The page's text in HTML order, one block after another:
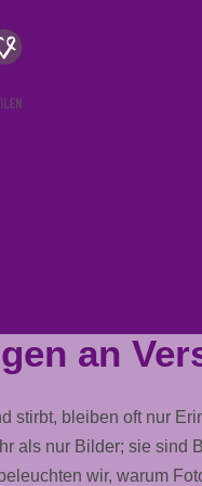
an
bleiben oft nur
als nur Bilder; sie sind
wir, warum